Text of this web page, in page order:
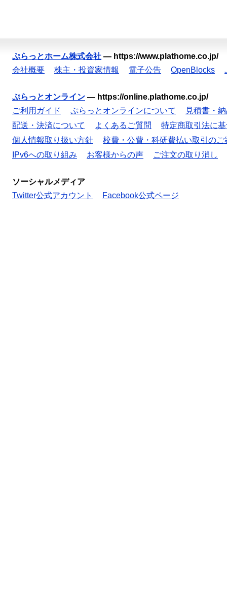
ぷらっとホーム株式会社 — https://www.plathome.co.jp/
会社概要
株主・投資家情報 電子公告 OpenBlocks
ぷらっとオンライン — https://online.plathome.co.jp/
ご利用ガイド
ぷらっとオンラインについて
見積書・
配送・決済について
よくあるご質問
特定商取引法に
個人情報取り扱い方針
校費・公費・科研費払い取引のご
IPv6への取り組み
お客様からの声 ご注文の取り消し
ソーシャルメディア
Twitter公式アカウント
Facebook公式ページ